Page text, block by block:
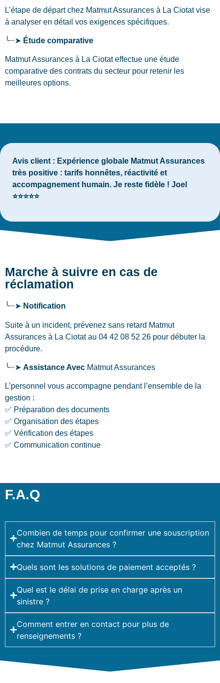
L’étape de départ chez Matmut Assurances à La Ciotatvise
à analyser en détail vos exigences spécifiques.
╰┈➤ Étude comparative
Matmut Assurances à La Ciotat effectue une étude
comparative des contrats du secteur pour retenir les
meilleures options.
Avis client : Expérience globale Matmut Assurances
très positive : tarifs honnêtes, réactivité et
accompagnement humain. Je reste fidèle ! Joel
⭐⭐⭐⭐⭐
Marche à suivre en cas de
réclamation
╰┈➤ Notification
Suite à un incident, prévenez sans retard Matmut
Assurances à La Ciotatau 04 42 08 52 26 pour débuter la
procédure.
╰┈➤ Assistance Avec Matmut Assurances
L’personnel vous accompagne pendant l’ensemble de la
gestion :
✅ Préparation des documents
✅ Organisation des étapes
✅ Vérification des étapes
✅ Communication continue
F.A.Q
Combien de temps pour confirmer une souscription
chez Matmut Assurances ?
Quels sont les solutions de paiement acceptés ?
Quel est le délai de prise en charge après un
sinistre ?
Comment entrer en contact pour plus de
renseignements ?